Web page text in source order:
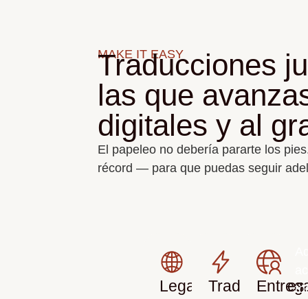
MAKE IT EASY
Traducciones
las que
digitales y al
El papeleo no debería pararte los
récord — para que puedas seguir
LegalmenteTraducciones